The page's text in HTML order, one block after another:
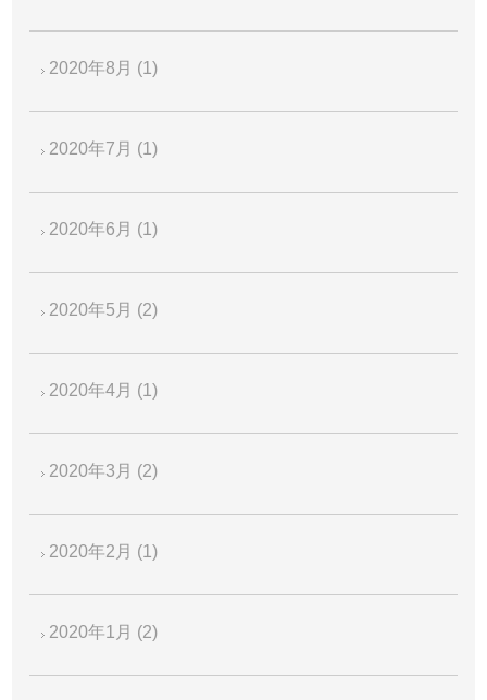
2020年8月 (1)
2020年7月 (1)
2020年6月 (1)
2020年5月 (2)
2020年4月 (1)
2020年3月 (2)
2020年2月 (1)
2020年1月 (2)